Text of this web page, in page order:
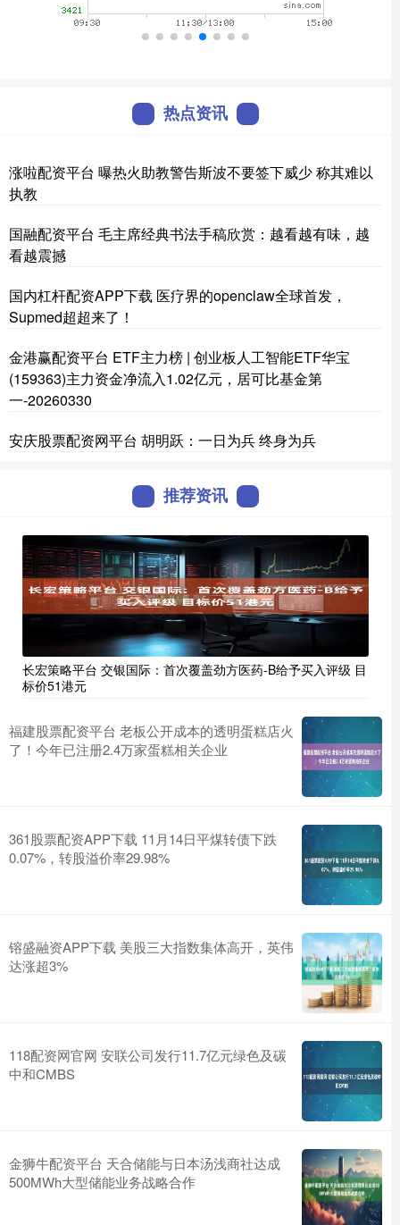
热点资讯
涨啦配资平台 曝热火助教警告斯波不要签下威少 称其难以
执教
国融配资平台 毛主席经典书法手稿欣赏：越看越有味，越
看越震撼
国内杠杆配资APP下载 医疗界的openclaw全球首发，
Supmed超超来了！
金港赢配资平台 ETF主力榜 | 创业板人工智能ETF华宝
(159363)主力资金净流入1.02亿元，居可比基金第
一-20260330
安庆股票配资网平台 胡明跃：一日为兵 终身为兵
推荐资讯
长宏策略平台 交银国际：首次覆盖劲方医药-B给予买入评级 目
标价51港元
福建股票配资平台 老板公开成本的透明蛋糕店火
了！今年已注册2.4万家蛋糕相关企业
361股票配资APP下载 11月14日平煤转债下跌
0.07%，转股溢价率29.98%
镕盛融资APP下载 美股三大指数集体高开，英伟
达涨超3%
118配资网官网 安联公司发行11.7亿元绿色及碳
中和CMBS
金狮牛配资平台 天合储能与日本汤浅商社达成
500MWh大型储能业务战略合作